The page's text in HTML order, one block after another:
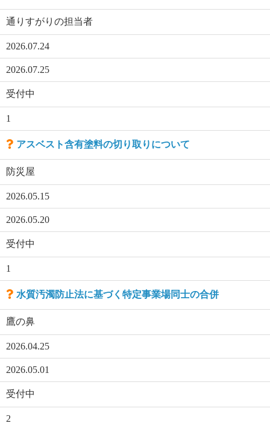
通りすがりの担当者
2026.07.24
2026.07.25
受付中
1
アスベスト含有塗料の切り取りについて
防災屋
2026.05.15
2026.05.20
受付中
1
水質汚濁防止法に基づく特定事業場同士の合併
鷹の鼻
2026.04.25
2026.05.01
受付中
2